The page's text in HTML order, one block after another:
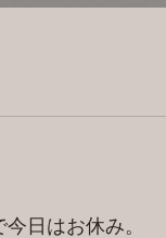
日はお休み。